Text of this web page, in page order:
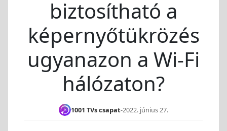
biztosítható a
képernyőtükrözés
ugyanazon a Wi-Fi
hálózaton?
1001 TVs csapat-2022. június 27.